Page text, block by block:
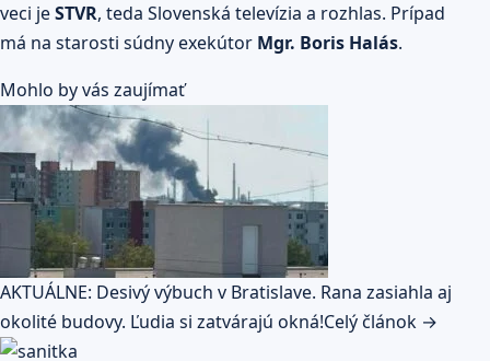
veci jeSTVR, teda Slovenská televízia a rozhlas. Prípad
má na starosti súdny exekútor Mgr. Boris Halás.
Mohlo by vás zaujímať
AKTUÁLNE: Desivý výbuch v Bratislave. Rana zasiahla aj
okolité budovy. Ľudia si zatvárajú okná!Celý článok →